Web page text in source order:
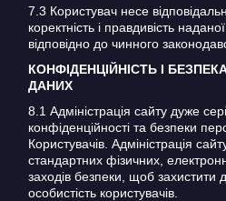
7.3 Користувач несе
коректність і правдивість
відповідно до чинного
КОНФІДЕНЦІЙНІСТЬ І
ДАНИХ
8.1 Адміністрація сайту дуже
конфіденційності та безпеки
Користувачів. Адміністрація
стандартних фізичних,
заходів безпеки, щоб захистити
особистість користувачів.